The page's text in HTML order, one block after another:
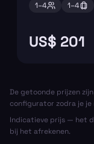
1–4 1–4
US$ 201
De getoonde prijzen
configurator zodra je
Indicatieve prijs — het
bij het afrekenen.